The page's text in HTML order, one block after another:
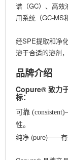
谱（GC）、高效
用系统（GC-MS
经SPE提取和净
溶于合适的溶剂
品牌介绍
Copure® 致力
标：
可靠
性。
纯净 (pure)——有